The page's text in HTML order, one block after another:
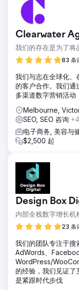
Clearwater
我们的存在是为了将
83 条
我们与志在全球化、
的客户合作。我们通
多渠道数字营销活动
Melbourne,
SEO, SEO 咨询
电子商务, 美容与
$2,500 起
Design Box
内部全栈数字增长机
23 条
我们的团队专注于
AdWords、
WordPress/
的经验，我们见证
是紧跟时代步伐